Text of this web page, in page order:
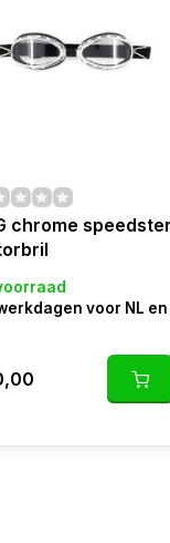
chrome speedster
voor NL en